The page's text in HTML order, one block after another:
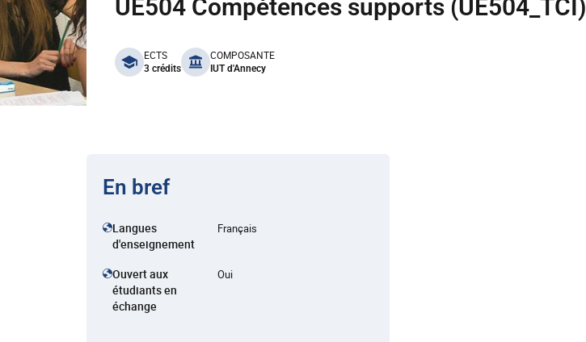
UE504 Compétences supports (UE504_TCI)
benefits
ECTS
3 crédits
COMPOSANTE
IUT d'Annecy
En bref
Langues
d'enseignement
Français
Ouvert aux
étudiants en
échange
Oui